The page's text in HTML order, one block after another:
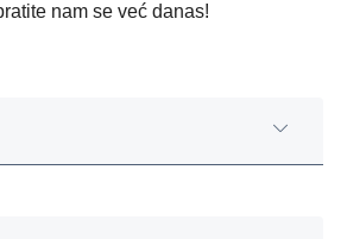
nam se već danas!